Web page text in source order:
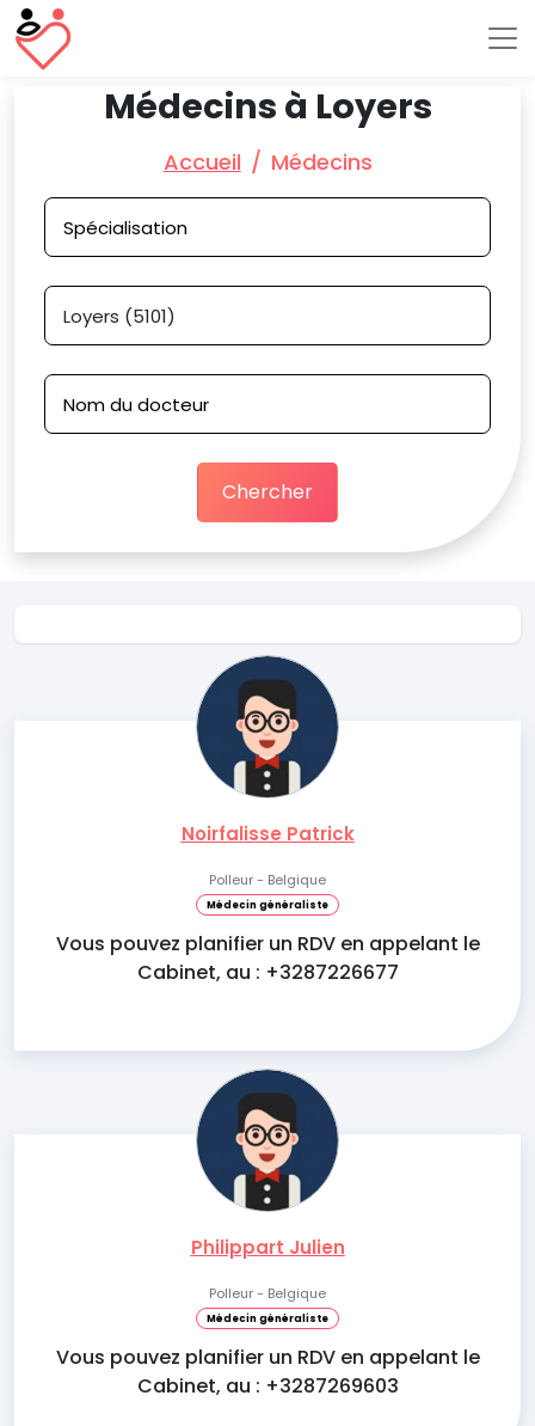
Médecins à Loyers
Accueil Médecins
Chercher
Noirfalisse Patrick
Polleur - Belgique
Médecin généraliste
Vous pouvez planifier un RDV en appelant le
Cabinet, au : +3287226677
Philippart Julien
Polleur - Belgique
Médecin généraliste
Vous pouvez planifier un RDV en appelant le
Cabinet, au : +3287269603